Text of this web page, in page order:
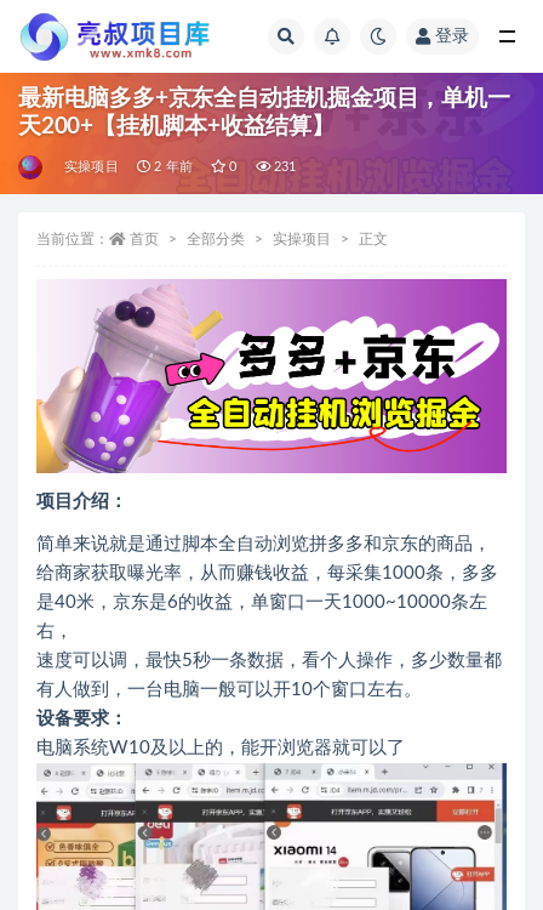
登录
最新电脑多多+京东全自动挂机掘金项目，单机一
天200+【挂机脚本+收益结算】
实操项目 2 年前 0 231
当前位置： 首页 全部分类 实操项目 正文
项目介绍：
简单来说就是通过脚本全自动浏览拼多多和京东的商品，
给商家获取曝光率，从而赚钱收益，每采集1000条，多多
是40米，京东是6的收益，单窗口一天1000~10000条左
右，
速度可以调，最快5秒一条数据，看个人操作，多少数量都
有人做到，一台电脑一般可以开10个窗口左右。
设备要求：
电脑系统W10及以上的，能开浏览器就可以了